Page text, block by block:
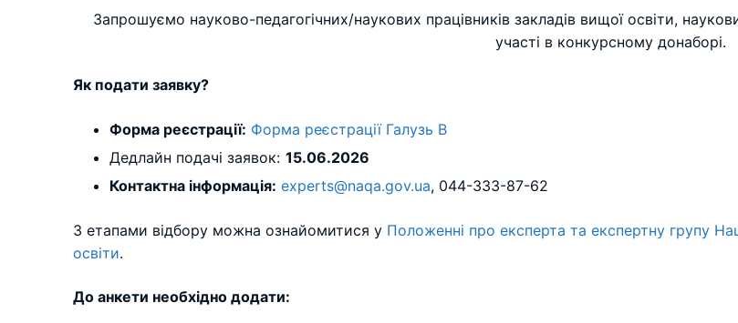
Запрошуємо науково-педагогічних/наукових працівників закладів вищої освіти,
участі в конкурсному донаборі.
Як подати заявку?
Форма реєстрації: Форма реєстрації Галузь B
Дедлайн подачі заявок: 15.06.2026
Контактна інформація: experts@naqa.gov.ua, 044-333-87-62
З етапами відбору можна ознайомитися у Положенні про експерта та експертну групу
освіти.
До анкети необхідно додати: